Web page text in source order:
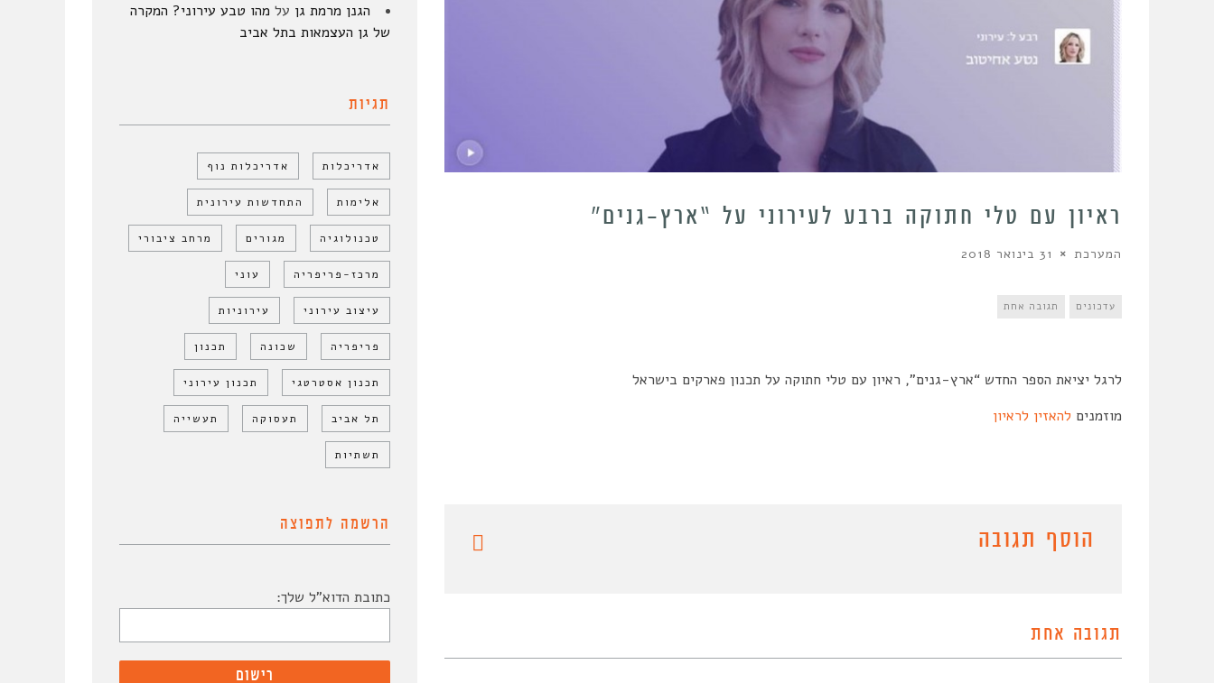
ראיון עם טלי חתוקה ברבע לעירוני על “ארץ-גנים”
המערכת 31 בינואר 2018
עדכונים תגובה אחת
לרגל יציאת הספר החדש “ארץ-גנים”, ראיון עם טלי חתוקה על תכנון פארקים בישראל
מוזמנים להאזין לראיון
הוסף תגובה
תגובה אחת
הגנן מרמת גן על מהו טבע עירוני? המקרה
של גן העצמאות בתל אביב
תגיות
אדריכלות אדריכלות נוף
אלימות התחדשות עירונית
טכנולוגיה מגורים מרחב ציבורי
מרכז-פריפריה עוני
עיצוב עירוני עירוניות
פריפריה שכונה תכנון
תכנון אסטרטגי תכנון עירוני
תל אביב תעסוקה תעשייה
תשתיות
הרשמה לתפוצה
כתובת הדוא"ל שלך: